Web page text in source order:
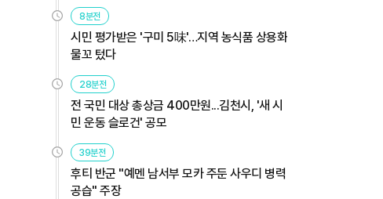
8분전
시민 평가받은 '구미 5味'…지역 농식품 상용화
물꼬 텄다
28분전
전 국민 대상 총상금 400만원...김천시, '새 시
민 운동 슬로건' 공모
39분전
후티 반군 "예멘 남서부 모카 주둔 사우디 병력
공습" 주장